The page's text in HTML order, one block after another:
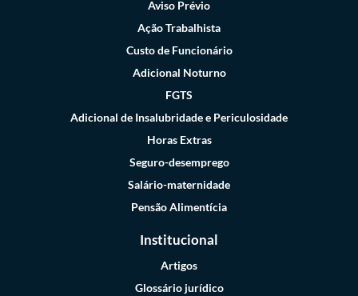
Aviso Prévio
Ação Trabalhista
Custo de Funcionário
Adicional Noturno
FGTS
Adicional de Insalubridade e Periculosidade
Horas Extras
Seguro-desemprego
Salário-maternidade
Pensão Alimentícia
Institucional
Artigos
Glossário jurídico